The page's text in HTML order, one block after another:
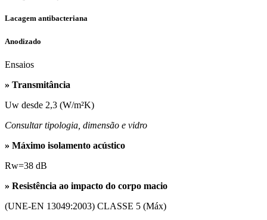
Lacagem antibacteriana
Anodizado
Ensaios
» Transmitância
Uw desde 2,3 (W/m²K)
Consultar tipologia, dimensão e vidro
» Máximo isolamento acústico
Rw=38 dB
» Resistência ao impacto do corpo macio
(UNE-EN 13049:2003) CLASSE 5 (Máx)